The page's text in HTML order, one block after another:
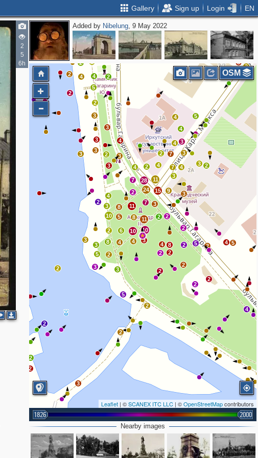
Gallery Sign up Login EN
2
5
6h
Added by Nibelung, 9 May 2022
3
4
2
2
2
2
3
3
5
2
8
3
5
2
2
8
2
4
2
2 2
10
11
3
7
8
10
4
3
4
6
2
3
10 5
3
2
4
8
11
2 24
28
7
3
3
4
2 4
2 7
7
3
11
15
9 3
4
3 2
2
2 5 2 5
4
2
3
3
5
4
4
3
4
4
2
2
2
2
2
4 4
2
5
2
3
3
3
2
2
3
3
2
2
2
2
2
Leaflet | ©SCANEX ITC LLC | ©OpenStreetMapcontributors
1826 2000
OSM
Nearby images